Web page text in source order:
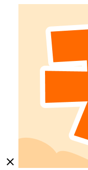
close